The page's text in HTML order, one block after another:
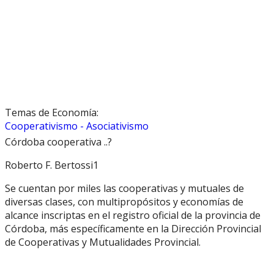
Temas de Economía:
Cooperativismo - Asociativismo
Córdoba cooperativa ..?
Roberto F. Bertossi1
Se cuentan por miles las cooperativas y mutuales de
diversas clases, con multipropósitos y economías de
alcance inscriptas en el registro oficial de la provincia de
Córdoba, más específicamente en la Dirección Provincial
de Cooperativas y Mutualidades Provincial.